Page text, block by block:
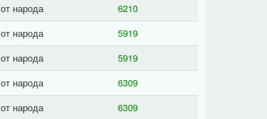
от народа
6210
от народа
5919
от народа
5919
от народа
6309
от народа
6309